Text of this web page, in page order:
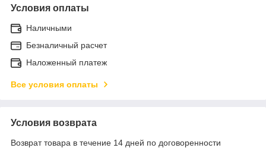
Условия оплаты
Наличными
Безналичный расчет
Наложенный платеж
Все условия оплаты
Условия возврата
Возврат товара в течение 14 дней по договоренности